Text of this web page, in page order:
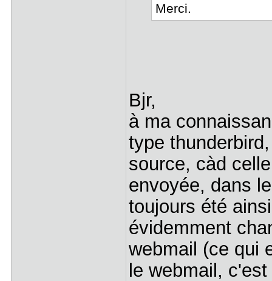
Merci.
Bjr,
à ma
type
source, càd
envoyée, dans
toujours été
évidemment
webmail (ce qui
le webmail,